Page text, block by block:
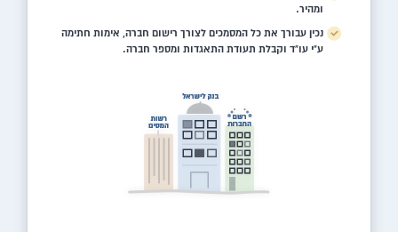
ומהיר.
נכין עבורך את כל המסמכים לצורך רישום חברה, אימות חתימה
ע"י עו"ד וקבלת תעודת התאגדות ומספר חברה.